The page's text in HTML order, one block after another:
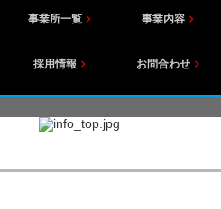
事業所一覧 事業内容
採用情報 お問合わせ